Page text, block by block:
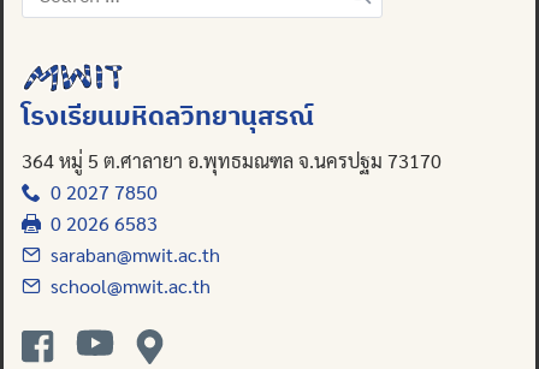
for:
โรงเรียนมหิดลวิทยานุสรณ์
364 หมู่ 5 ต.ศาลายา อ.พุทธมณฑล จ.นครปฐม 73170
0 2027 7850
0 2026 6583
saraban@mwit.ac.th
school@mwit.ac.th